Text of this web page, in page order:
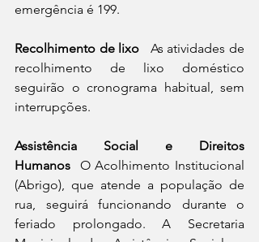
emergência é 199.
Recolhimento de lixo
As atividades de
recolhimento de lixo doméstico
seguirão o cronograma habitual, sem
interrupções.
Assistência Social e Direitos
Humanos
O Acolhimento Institucional
(Abrigo), que atende a população de
rua, seguirá funcionando durante o
feriado prolongado. A Secretaria